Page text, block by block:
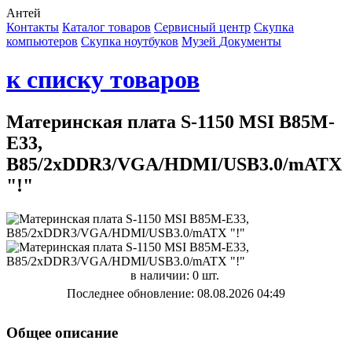
Антей
Контакты Каталог товаров Сервисный центр Cкупка
компьютеров Cкупка ноутбуков Музей Документы
к списку товаров
Материнская плата S-1150 MSI B85M-
E33,
B85/2xDDR3/VGA/HDMI/USB3.0/mATX
"!"
в наличии: 0 шт.
Последнее обновление: 08.08.2026 04:49
Общее описание